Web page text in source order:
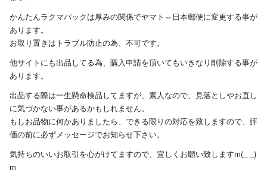
かんたんラクマパックは厚みの関係でヤマト⇔日本郵便に変更する事が
あります。
お取り置きはトラブル防止の為、不可です。
他サイトにも出品してる為、購入申請を頂いてもいきなり削除する事が
あります。
出品する際は一生懸命検品してますが、素人なので、見落としやお直し
に気づかない事があるかもしれません。
もしお品物に何かありましたら、できる限りの対応を致しますので、評
価の前に必ずメッセージでお知らせ下さい。
気持ちのいいお取引を心がけてますので、宜しくお願い致しますm(_ _)
m